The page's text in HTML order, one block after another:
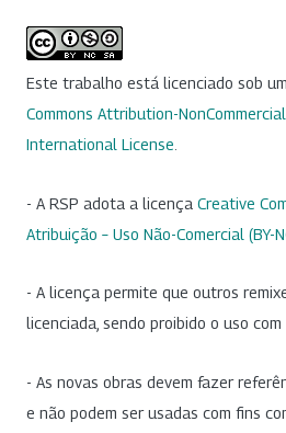
Este trabalho está licenciado sob
Commons Attribution-
International License
- A RSP adota a licença Creative
Atribuição – Uso Não-Comercial (BY-
- A licença permite que outros
licenciada, sendo proibido o uso com
- As novas obras devem fazer
e não podem ser usadas com fins